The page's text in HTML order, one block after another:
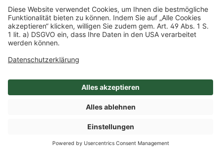
SHOP
Impressum Datenschutz
AGB
Cookie-Einstellungen
Compliance